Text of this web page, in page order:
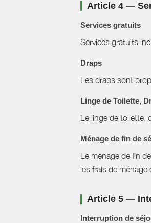
Article 4 —
Services gratuits
Services gratuits
Draps
Les draps sont
Linge de Toilette,
Le linge de toilette,
Ménage de fin de
Le ménage de fin
les frais de
Article 5 —
Interruption de